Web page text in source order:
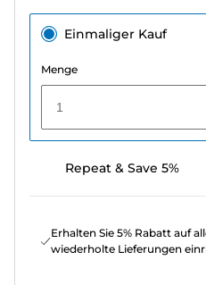
Einmaliger Kauf
Menge
1
Repeat & Save 5%
Erhalten Sie 5% Rabatt auf
wiederholte Lieferungen